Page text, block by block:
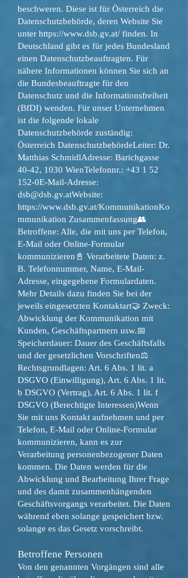
beschweren. Diese ist für Österreich die
Datenschutzbehörde, deren Website Sie
unter https://www.dsb.gv.at/ finden. In
Deutschland gibt es für jedes Bundesland
einen Datenschutzbeauftragten. Für
nähere Informationen können Sie sich an
die Bundesbeauftragte für den
Datenschutz und die Informationsfreiheit
(BfDI) wenden. Für unser Unternehmen
ist die folgende lokale
Datenschutzbehörde zuständig:
Österreich DatenschutzbehördeLeiter: Dr.
Matthias SchmidlAdresse: Barichgasse
40-42, 1030 WienTelefonnr.: +43 1 52
152-0E-Mail-Adresse:
dsb@dsb.gv.atWebsite:
https://www.dsb.gv.at/KommunikationKo
mmunikation Zusammenfassung👥
Betroffene: Alle, die mit uns per Telefon,
E-Mail oder Online-Formular
kommunizieren📓 Verarbeitete Daten: z.
B. Telefonnummer, Name, E-Mail-
Adresse, eingegebene Formulardaten.
Mehr Details dazu finden Sie bei der
jeweils eingesetzten Kontaktart🤝 Zweck:
Abwicklung der Kommunikation mit
Kunden, Geschäftspartnern usw.📅
Speicherdauer: Dauer des Geschäftsfalls
und der gesetzlichen Vorschriften⚖️
Rechtsgrundlagen: Art. 6 Abs. 1 lit. a
DSGVO (Einwilligung), Art. 6 Abs. 1 lit.
b DSGVO (Vertrag), Art. 6 Abs. 1 lit. f
DSGVO (Berechtigte Interessen)Wenn
Sie mit uns Kontakt aufnehmen und per
Telefon, E-Mail oder Online-Formular
kommunizieren, kann es zur
Verarbeitung personenbezogener Daten
kommen. Die Daten werden für die
Abwicklung und Bearbeitung Ihrer Frage
und des damit zusammenhängenden
Geschäftsvorgangs verarbeitet. Die Daten
während eben solange gespeichert bzw.
solange es das Gesetz vorschreibt.
Betroffene Personen
Von den genannten Vorgängen sind alle